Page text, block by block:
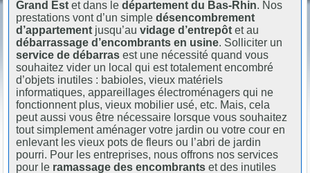
Grand Est et dans ledépartement du Bas-Rhin. Nos
prestations vont d’un simpledésencombrement
d’appartement jusqu’auvidage d’entrepôt et au
débarrassage d’encombrants en usine. Solliciter un
service de débarras est une nécessité quand vous
souhaitez vider un local qui est totalement encombré
d’objets inutiles : babioles, vieux matériels
informatiques, appareillages électroménagers qui ne
fonctionnent plus, vieux mobilier usé, etc. Mais, cela
peut aussi vous être nécessaire lorsque vous souhaitez
tout simplement aménager votre jardin ou votre cour en
enlevant les vieux pots de fleurs ou l’abri de jardin
pourri. Pour les entreprises, nous offrons nos services
pour le ramassage des encombrants et des inutiles